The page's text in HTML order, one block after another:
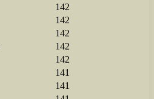
142
142
142
142
142
141
141